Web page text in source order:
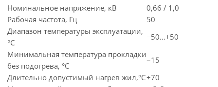
Номинальное напряжение, кВ
0,66 / 1,0
Рабочая частота, Гц
50
Диапазон температуры эксплуатации,
°C
−50…+50
Минимальная температура прокладки
без подогрева, °C
−15
Длительно допустимый нагрев жил,°C+70